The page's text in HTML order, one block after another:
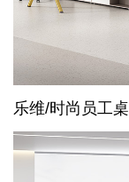
乐维/时尚员工桌